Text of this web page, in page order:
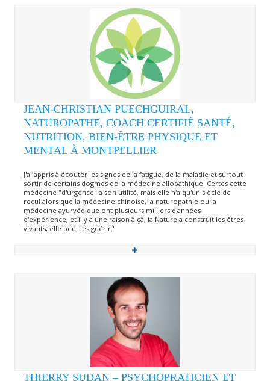
JEAN-CHRISTIAN PUECHGUIRAL,
NATUROPATHE, COACH CERTIFIÉ SANTÉ,
NUTRITION, BIEN-ÊTRE PHYSIQUE ET
MENTAL À MONTPELLIER
J'ai appris à écouter les signes de la fatigue, de la maladie et surtout
sortir de certains dogmes de la médecine allopathique. Certes cette
médecine "d'urgence" a son utilité, mais elle n'a qu'un siècle de
recul alors que la médecine chinoise, la naturopathie ou la
médecine ayurvédique ont plusieurs milliers d'années
d'expérience, et il y a une raison à çà, la Nature a construit les êtres
vivants, elle peut les guérir."
THIERRY SUDAN – PSYCHOPRATICIEN ET